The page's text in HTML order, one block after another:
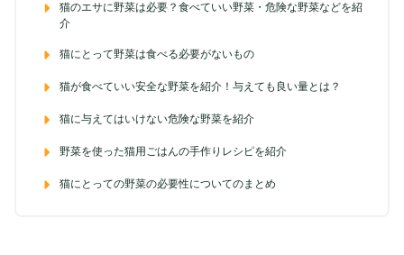
猫のエサに野菜は必要？食べていい野菜・危険な野菜などを紹
介
猫にとって野菜は食べる必要がないもの
猫が食べていい安全な野菜を紹介！与えても良い量とは？
猫に与えてはいけない危険な野菜を紹介
野菜を使った猫用ごはんの手作りレシピを紹介
猫にとっての野菜の必要性についてのまとめ